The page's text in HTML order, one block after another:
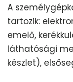
A
tartozik:
emelő,
láthatósági
készlet),